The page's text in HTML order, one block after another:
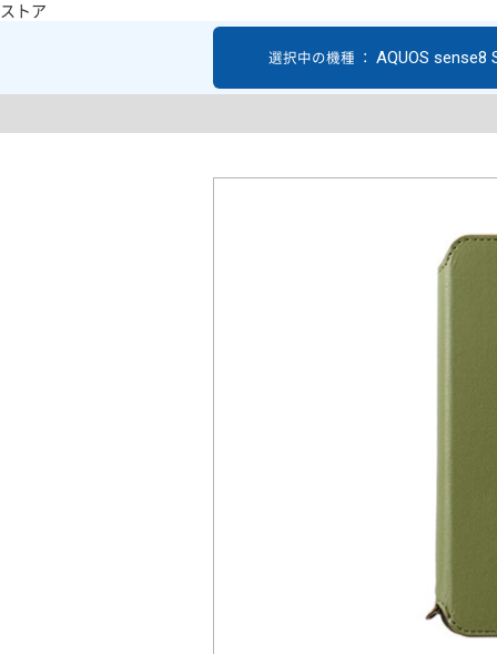
ストア
選択中の機種 ： AQUOS sense8